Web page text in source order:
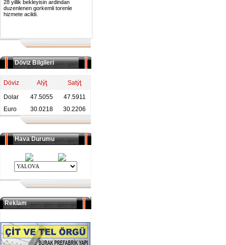
28 yillik bekleyisin ardindan
duzenlenen gorkemli torenle
hizmete acildi.
Döviz Bilgileri
Döviz Alýţ
Satýţ
Dolar
47.5055
47.5911
Euro
30.0218 30.2206
Hava Durumu
Reklam